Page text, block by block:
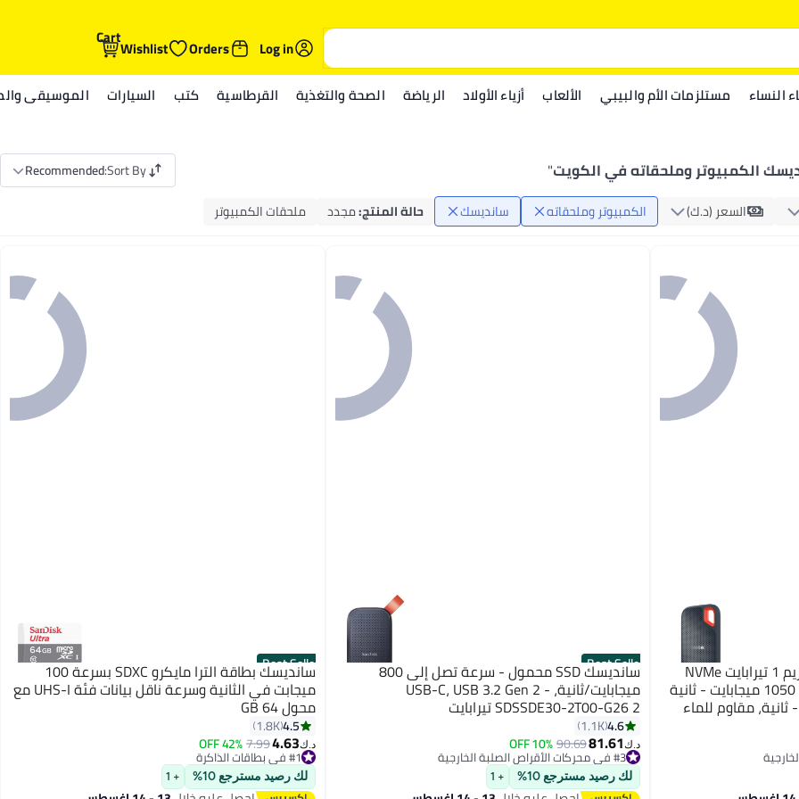
Log in
Orders
Wishlist
Cart
النساء مستلزمات الأم والبيبي الألعاب أزياء الأولاد الرياضة الصحة والتغذية القرطاسية كتب السيارات الموسيقى
الكمبيوتر وملحقاته في الكويت"
Sort By
:
Recommended
السعر (د.ك‏) الكمبيوتر وملحقاته سانديسك حالة المنتج:مجدد ملحقات الكمبيوتر
سانديسك وسيط تخزين إكستريم 1 تيرابايت NVMe
SSD ،USB-C، قراءة تصل إلى 1050 ميجابايت - ثانية
ميجابايت - ثانية، مقاوم للماء
Best Seller سانديسك SSD محمول - سرعة تصل إلى 800
ميجابايت/ثانية، USB-C، USB 3.2 Gen 2 -
SDSSDE30-2T00-G26 2 تيرابايت
4.6
1.1K
د.ك‏81.61
90.69
10% OFF #3 في محركات الأقراص الصلبة الخارجية
تم بيع +210 مؤخرًا
#3 في محركات الأقراص الصلبة الخارجية
لك رصيد مسترجع 10% + 1
Best Seller سانديسك بطاقة الترا مايكرو SDXC بسرعة 100
ميجابت في الثانية وسرعة ناقل بيانات فئة UHS-I مع
محول 64 GB
4.5
1.8K
د.ك‏4.63
7.99
42% OFF
#1 في بطاقات الذاكرة
#1 في بطاقات الذاكرة
لك رصيد مسترجع 10% + 1